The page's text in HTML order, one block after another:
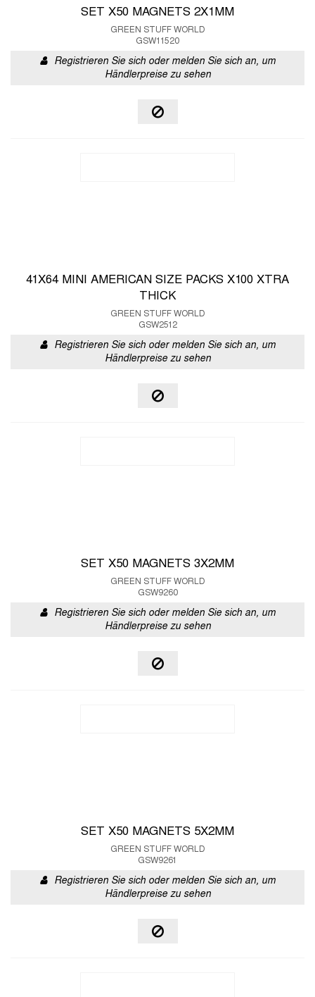
SET X50 MAGNETS 2X1MM
GREEN STUFF WORLD
GSW11520
Registrieren Sie sich oder melden Sie sich an, um
Händlerpreise zu sehen
41X64 MINI AMERICAN SIZE PACKS X100 XTRA
THICK
GREEN STUFF WORLD
GSW2512
Registrieren Sie sich oder melden Sie sich an, um
Händlerpreise zu sehen
SET X50 MAGNETS 3X2MM
GREEN STUFF WORLD
GSW9260
Registrieren Sie sich oder melden Sie sich an, um
Händlerpreise zu sehen
SET X50 MAGNETS 5X2MM
GREEN STUFF WORLD
GSW9261
Registrieren Sie sich oder melden Sie sich an, um
Händlerpreise zu sehen